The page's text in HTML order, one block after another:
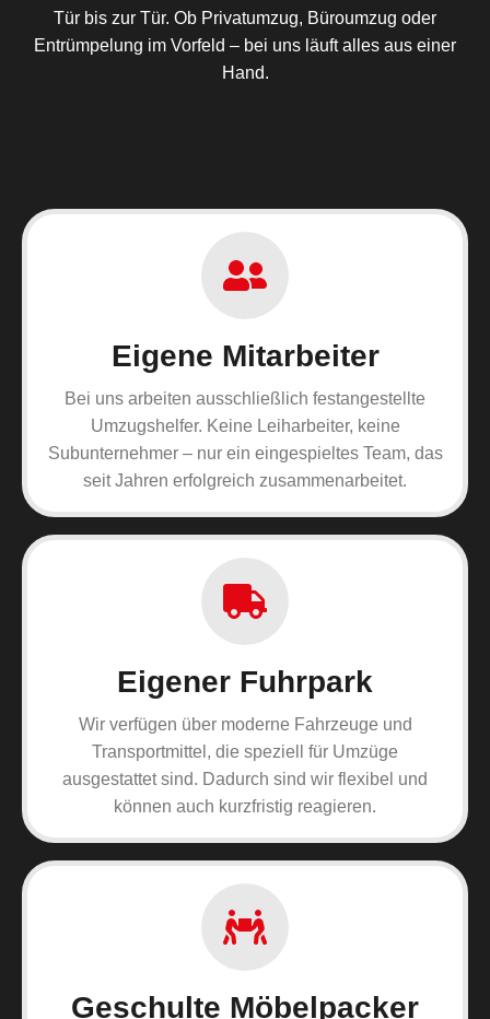
Tür bis zur Tür. Ob Privatumzug, Büroumzug oder
Entrümpelung im Vorfeld – bei uns läuft alles aus einer
Hand.
Eigene Mitarbeiter
Bei uns arbeiten ausschließlich festangestellte
Umzugshelfer. Keine Leiharbeiter, keine
Subunternehmer – nur ein eingespieltes Team, das
seit Jahren erfolgreich zusammenarbeitet.
Eigener Fuhrpark
Wir verfügen über moderne Fahrzeuge und
Transportmittel, die speziell für Umzüge
ausgestattet sind. Dadurch sind wir flexibel und
können auch kurzfristig reagieren.
Geschulte Möbelpacker